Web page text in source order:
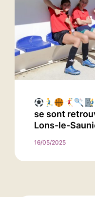
se sont
Lons-le-
16/05/2025